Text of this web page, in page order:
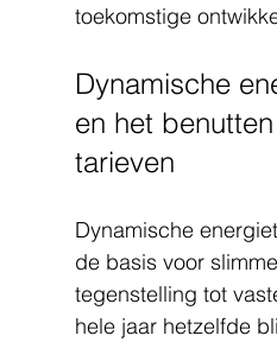
toekomstige
Dynamische
en het
tarieven
Dynamische
de basis voor
tegenstelling tot
hele jaar hetzelfde